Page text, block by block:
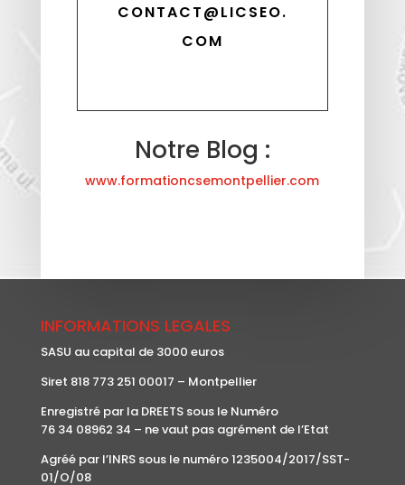
CONTACT@LICSEO.
COM
Notre Blog :
www.formationcsemontpellier.com
INFORMATIONS LEGALES
SASU au capital de 3000 euros
Siret 818 773 251 00017 – Montpellier
Enregistré par la DREETS sous le Numéro
76 34 08962 34 – ne vaut pas agrément de l’Etat
Agréé par l’INRS sous le numéro 1235004/2017/SST-
01/O/08